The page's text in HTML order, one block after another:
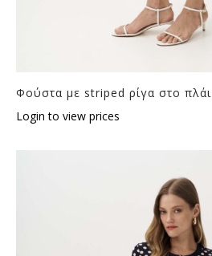
Φούστα με striped ρίγα στο πλάι
Login to view prices